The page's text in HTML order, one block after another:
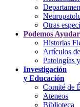
Otras
Podemos
Historias
Artículos
Patologías
Investigación
y Educación
Comité de
Ateneos
Biblioteca